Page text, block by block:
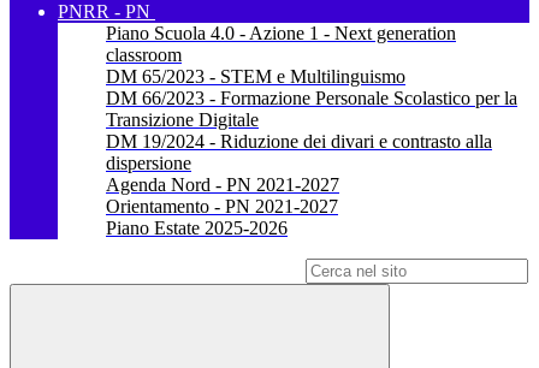
PNRR - PN
Piano Scuola 4.0 - Azione 1 - Next generation
classroom
DM 65/2023 - STEM e Multilinguismo
DM 66/2023 - Formazione Personale Scolastico per la
Transizione Digitale
DM 19/2024 - Riduzione dei divari e contrasto alla
dispersione
Agenda Nord - PN 2021-2027
Orientamento - PN 2021-2027
Piano Estate 2025-2026